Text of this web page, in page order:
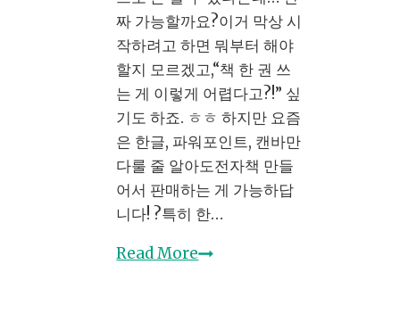
짜 가능할까요?이거 막상 시
작하려고 하면 뭐부터 해야
할지 모르겠고,“책 한 권 쓰
는 게 이렇게 어렵다고?!” 싶
기도 하죠. ㅎㅎ 하지만 요즘
은 한글, 파워포인트, 캔바만
다룰 줄 알아도전자책 만들
어서 판매하는 게 가능하답
니다! ?특히 한…
Read More전